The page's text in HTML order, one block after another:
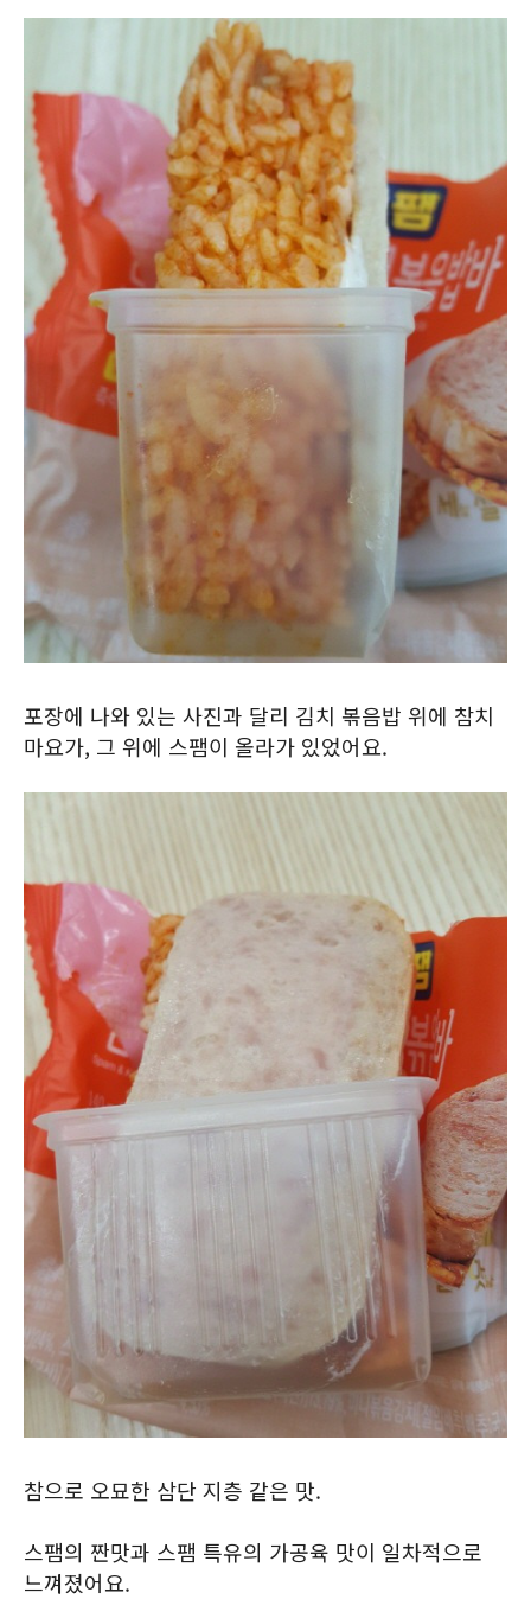
포장에 나와 있는 사진과 달리 김치 볶음밥 위에 참치
마요가, 그 위에 스팸이 올라가 있었어요.
참으로 오묘한 삼단 지층 같은 맛.
스팸의 짠맛과 스팸 특유의 가공육 맛이 일차적으로
느껴졌어요.